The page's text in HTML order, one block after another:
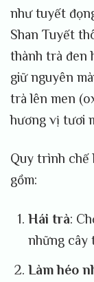
như tuyết
Shan Tuyết
thành trà đen
giữ nguyên
trà lên men
hương vị tươi
Quy trình chế
gồm:
Hái trà:
những cây
Làm héo